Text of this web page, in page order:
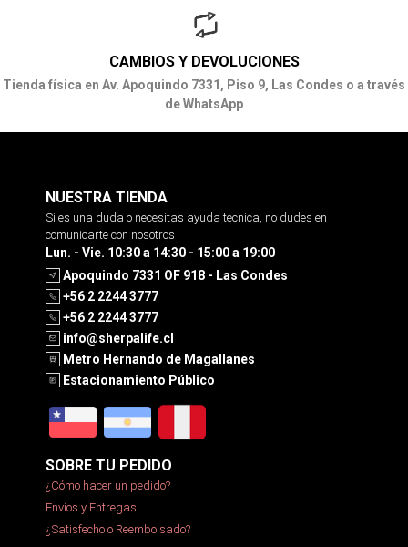
CAMBIOS Y DEVOLUCIONES
Tienda física en Av. Apoquindo 7331, Piso 9, Las Condes o a través
de WhatsApp
NUESTRA TIENDA
Si es una duda o necesitas ayuda tecnica, no dudes en
comunicarte con nosotros
Lun. - Vie. 10:30 a 14:30 - 15:00 a 19:00
Apoquindo 7331 OF 918 - Las Condes
+56 2 2244 3777
+56 2 2244 3777
info@sherpalife.cl
Metro Hernando de Magallanes
Estacionamiento Público
SOBRE TU PEDIDO
¿Cómo hacer un pedido?
Envíos y Entregas
¿Satisfecho o Reembolsado?